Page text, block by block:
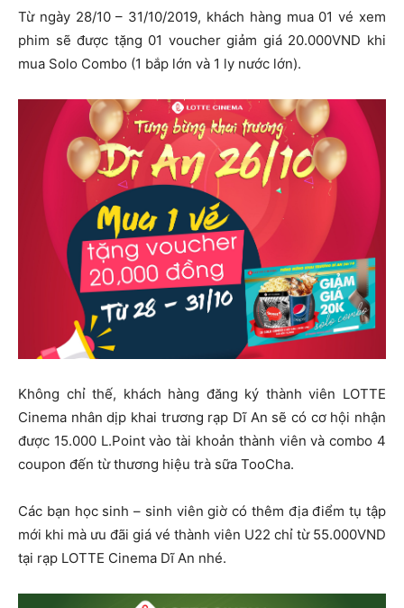
Từ ngày 28/10 – 31/10/2019, khách hàng mua 01 vé xem
phim sẽ được tặng 01 voucher giảm giá 20.000VND khi
mua Solo Combo (1 bắp lớn và 1 ly nước lớn).
Không chỉ thế, khách hàng đăng ký thành viên LOTTE
Cinema nhân dịp khai trương rạp Dĩ An sẽ có cơ hội nhận
được 15.000 L.Point vào tài khoản thành viên và combo 4
coupon đến từ thương hiệu trà sữa TooCha.
Các bạn học sinh – sinh viên giờ có thêm địa điểm tụ tập
mới khi mà ưu đãi giá vé thành viên U22 chỉ từ 55.000VND
tại rạp LOTTE Cinema Dĩ An nhé.